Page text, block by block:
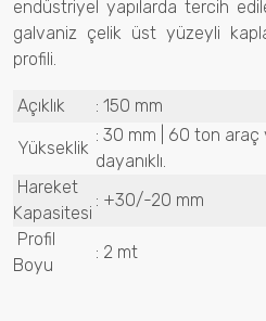
endüstriyel yapılarda tercih
galvaniz çelik üst yüzeyli
profili.
Açıklık : 150 mm
Yükseklik
: 30 mm | 60 ton
dayanıklı.
Hareket
Kapasitesi
: +30/-20 mm
Profil
Boyu
: 2 mt